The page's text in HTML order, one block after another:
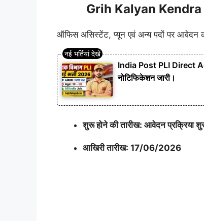
Grih Kalyan
ऑफिस असिस्टेंट, प्यून एवं अन्य पदों पर आवेदन
India Post PLI Direct
नोटिफिकेशन जारी।
शुरू होने की तारीख: आवेदन प्रक्रिया
आखिरी तारीख: 17/06/2026